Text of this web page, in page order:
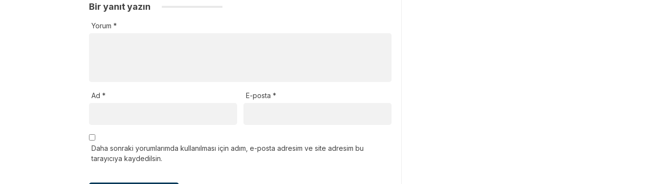
Bir yanıt yazın
Yorum *
Ad * E-posta *
Daha sonraki yorumlarımda kullanılması için adım, e-posta adresim ve site adresim bu
tarayıcıya kaydedilsin.